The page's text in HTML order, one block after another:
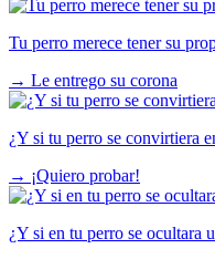
Tu perro merece tener su
→ Le entrego su corona
¿Y si tu perro se convirtiera
→ ¡Quiero probar!
¿Y si en tu perro se ocultara